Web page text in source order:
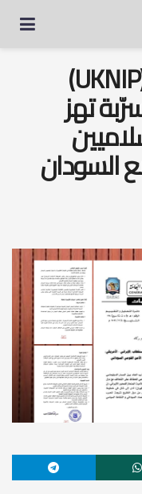
الصحيفة البريطانية (UKNIP)
تهز
السودان